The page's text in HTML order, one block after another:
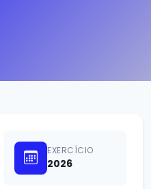
EXERCÍCIO
2026